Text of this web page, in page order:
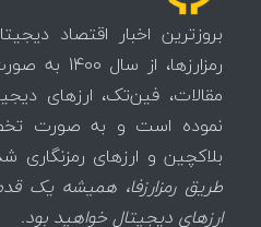
بروزترین اخبار اقتصاد
رمزارزها،
مقالات، فین‌تک، ارزهای‌
نموده است و به صورت
بلاکچین و ارزهای
طریق رمزارزفا، همیشه یک
ارزهای دیجیتال خواهید بود.